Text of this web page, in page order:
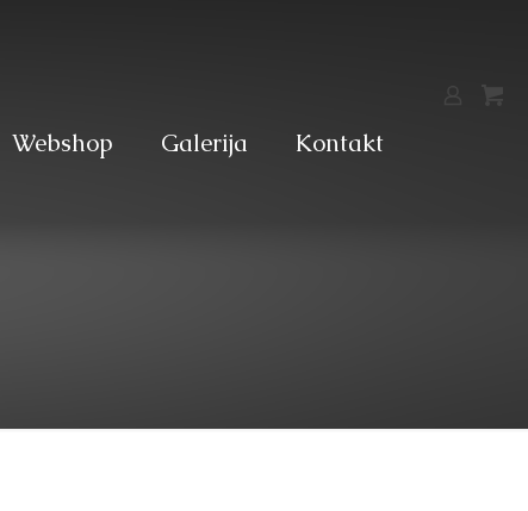
Webshop Galerija Kontakt